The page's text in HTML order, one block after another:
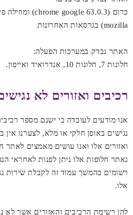
כרום (63.0.3
mozilla) בגרסאות האחרונות
האתר נבדק במערכות הפעלה:
חלונות 7, חלונות 10, אנדרואיד ואייפון.
רכיבים ואזורים לא
אנו מודעים לעובדה כי ישנם מספר
נגישים באופן חלקי או מלא, לצערנו אין
ואזורים אלו ואנו עושים מאמצים לאתר
נאתר חלופות אלו ניתן לפנות לאחראי
רשומים בהמשך עמוד זה לקבלת שירות
אלו.
להן רשימת הרכיבים והאזורים אשר לא